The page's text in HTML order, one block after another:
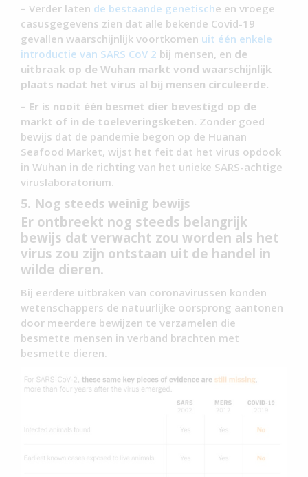
– Verder laten de bestaande genetische en vroege
casusgegevens zien dat alle bekende Covid-19
gevallen waarschijnlijk voortkomen uit één enkele
introductie van SARS CoV 2 bij mensen, en de
uitbraak op de Wuhan markt vond waarschijnlijk
plaats nadat het virus al bij mensen circuleerde.
– Er is nooit één besmet dier bevestigd op de
markt of in de toeleveringsketen. Zonder goed
bewijs dat de pandemie begon op de Huanan
Seafood Market, wijst het feit dat het virus opdook
in Wuhan in de richting van het unieke SARS-achtige
viruslaboratorium.
5. Nog steeds weinig bewijs
Er ontbreekt nog steeds belangrijk
bewijs dat verwacht zou worden als het
virus zou zijn ontstaan uit de handel in
wilde dieren.
Bij eerdere uitbraken van coronavirussen konden
wetenschappers de natuurlijke oorsprong aantonen
door meerdere bewijzen te verzamelen die
besmette mensen in verband brachten met
besmette dieren.